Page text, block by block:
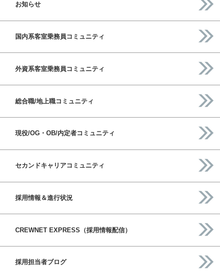
お知らせ
国内系客室乗務員コミュニティ
外資系客室乗務員コミュニティ
総合職/地上職コミュニティ
現役/OG・OB/内定者コミュニティ
セカンドキャリアコミュニティ
採用情報＆進行状況
CREWNET EXPRESS（採用情報配信）
採用担当者ブログ